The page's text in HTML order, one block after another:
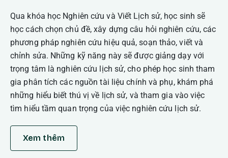
Qua khóa học Nghiên cứu và Viết Lịch sử, học sinh sẽ
học cách chọn chủ đề, xây dựng câu hỏi nghiên cứu, các
phương pháp nghiên cứu hiệu quả, soạn thảo, viết và
chỉnh sửa. Những kỹ năng này sẽ được giảng dạy với
trọng tâm là nghiên cứu lịch sử, cho phép học sinh tham
gia phân tích các nguồn tài liệu chính và phụ, khám phá
những hiểu biết thú vị về lịch sử, và tham gia vào việc
tìm hiểu tầm quan trọng của việc nghiên cứu lịch sử.
Xem thêm